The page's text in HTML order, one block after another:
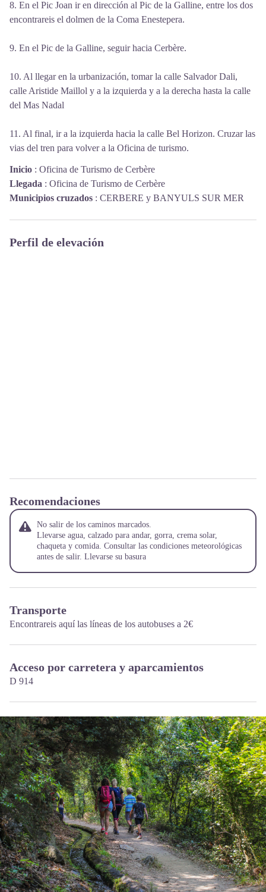
8. En el Pic Joan ir en dirección al Pic de la Galline, entre los dos
encontrareis el dolmen de la Coma Enestepera.
9. En el Pic de la Galline, seguir hacia Cerbère.
10. Al llegar en la urbanización, tomar la calle Salvador Dali,
calle Aristide Maillol y a la izquierda y a la derecha hasta la calle
del Mas Nadal
11. Al final, ir a la izquierda hacia la calle Bel Horizon. Cruzar las
vias del tren para volver a la Oficina de turismo.
Inicio : Oficina de Turismo de Cerbère
Llegada : Oficina de Turismo de Cerbère
Municipios cruzados : CERBERE y BANYULS SUR MER
Perfil de elevación
Recomendaciones
No salir de los caminos marcados.
Llevarse agua, calzado para andar, gorra, crema solar,
chaqueta y comida. Consultar las condiciones meteorológicas
antes de salir. Llevarse su basura
Transporte
Encontrareis aquí las líneas de los autobuses a 2€
Acceso por carretera y aparcamientos
D 914